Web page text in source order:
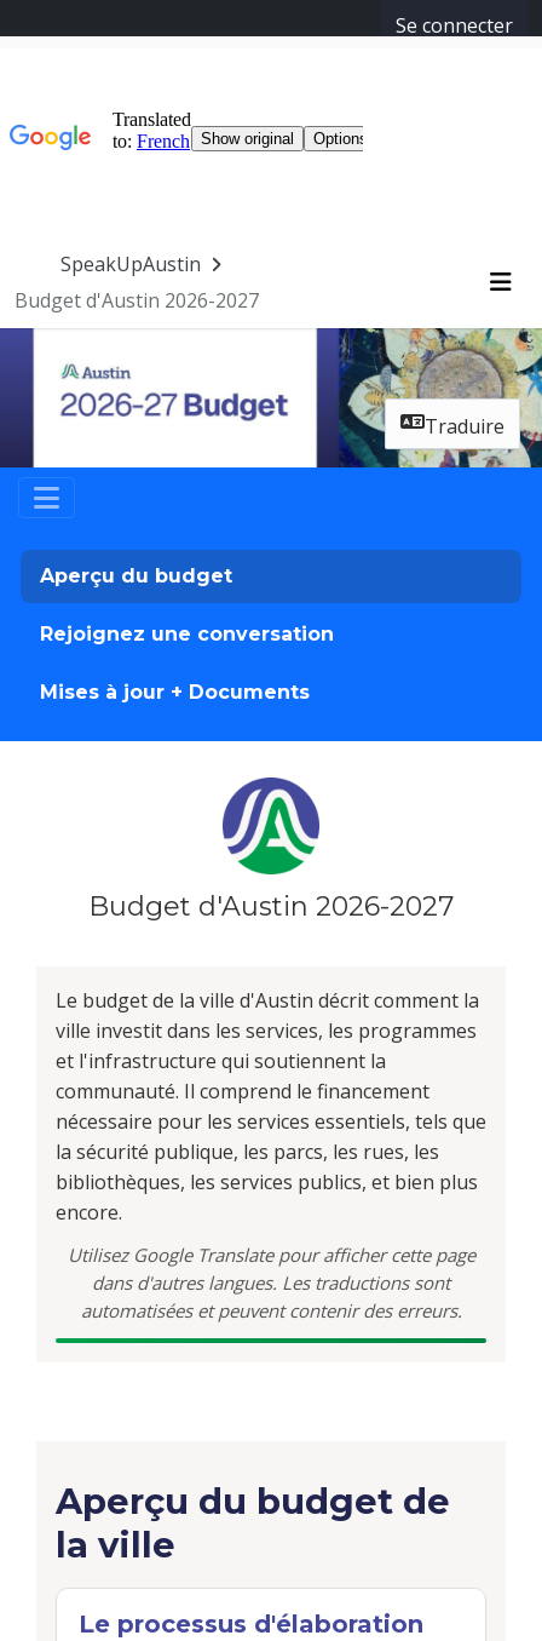
Se connecter
SpeakUpAustin
Budget d'Austin 2026-2027
Traduire
Aperçu du budget
Rejoignez une conversation
Mises à jour + Documents
Budget d'Austin 2026-2027
Le budget de la ville d'Austin décrit comment la
ville investit dans les services, les programmes
et l'infrastructure qui soutiennent la
communauté. Il comprend le financement
nécessaire pour les services essentiels, tels que
la sécurité publique, les parcs, les rues, les
bibliothèques, les services publics, et bien plus
encore.
Utilisez Google Translate pour afficher cette page
dans d'autres langues. Les traductions sont
automatisées et peuvent contenir des erreurs.
Aperçu du budget de
la ville
Le processus d'élaboration